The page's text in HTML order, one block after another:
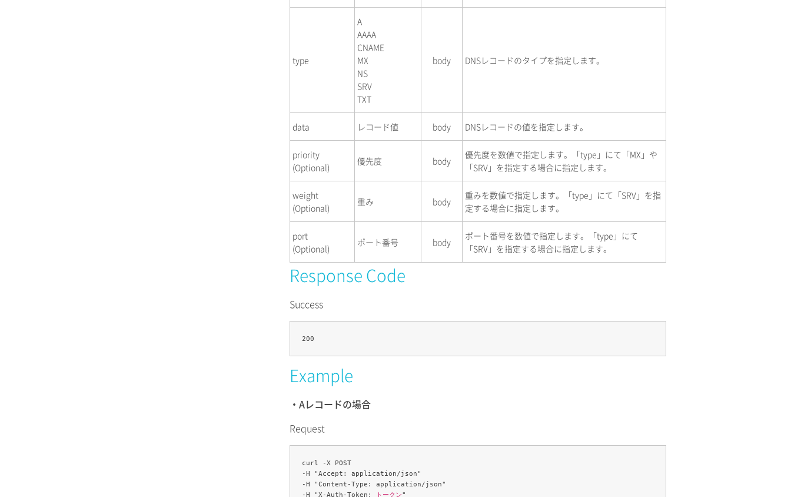
type
A
AAAA
CNAME
MX
NS
SRV
TXT
body DNSレコードのタイプを指定します。
data レコード値 body DNSレコードの値を指定します。
priority
(Optional)
優先度 body
優先度を数値で指定します。「type」にて「MX」や
「SRV」を指定する場合に指定します。
weight
(Optional)
重み body
重みを数値で指定します。「type」にて「SRV」を指
定する場合に指定します。
port
(Optional)
ポート番号 body
ポート番号を数値で指定します。「type」にて
「SRV」を指定する場合に指定します。
Response Code
Success
Example
・Aレコードの場合
Request
curl -X POST
-H "Accept: application/json"
-H "Content-Type: application/json"
-H "X-Auth-Token:
トークン"